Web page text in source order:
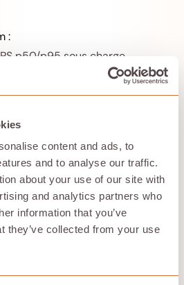
content and ads, to
and to analyse our traffic.
about your use of our site with
and analytics partners who
information that you’ve
they’ve collected from your use
:
p50/p95 sous charge
longueur de la file d'attente
GPU et taux de réussite du
l'efficacité du calcul de
timeouts, 5xx
et de sortie par demande
de chaque réponse et la réponse
comprendre les performances
; aucun journal de texte si